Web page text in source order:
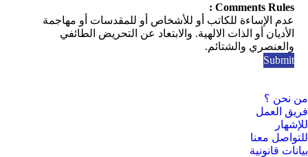
Comments Rules :
عدم الإساءة للكاتب أو للأشخاص أو للمقدسات أو مهاجمة
الأديان أو الذات الالهية. والابتعاد عن التحريض الطائفي
والعنصري والشتائم.
من نحن ؟
فريق العمل
للإشهار
للتواصل معنا
بيانات قانونية